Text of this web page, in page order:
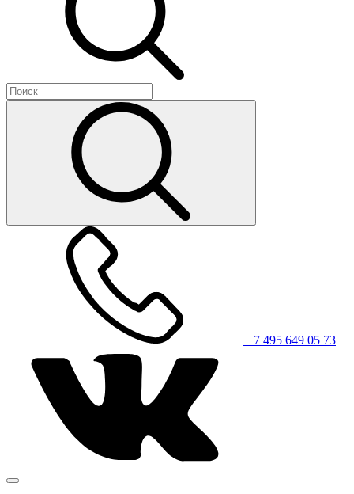
+7 495 649 05 73